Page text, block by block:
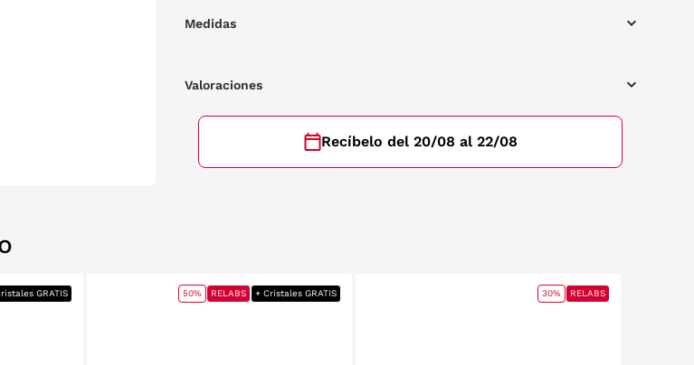
Medidas
Valoraciones
Recíbelo del 20/08 al 22/08
GRATIS 50% RELABS + Cristales GRATIS 30% RELABS